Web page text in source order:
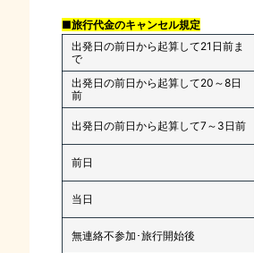
■旅行代金のキャンセル規定
出発日の前日から起算して21日前ま
で
出発日の前日から起算して20～8日
前
出発日の前日から起算して7～3日前
前日
当日
無連絡不参加･旅行開始後